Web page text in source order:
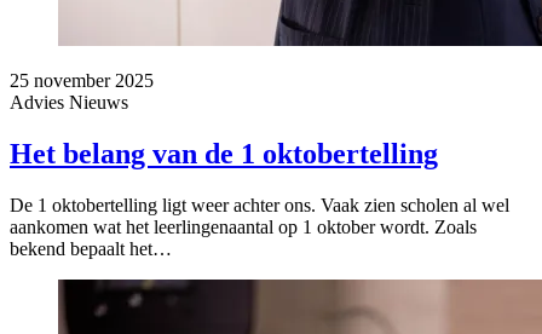
25 november 2025
Advies Nieuws
Het belang van de 1 oktobertelling
De 1 oktobertelling ligt weer achter ons. Vaak zien scholen al wel
aankomen wat het leerlingenaantal op 1 oktober wordt. Zoals
bekend bepaalt het…